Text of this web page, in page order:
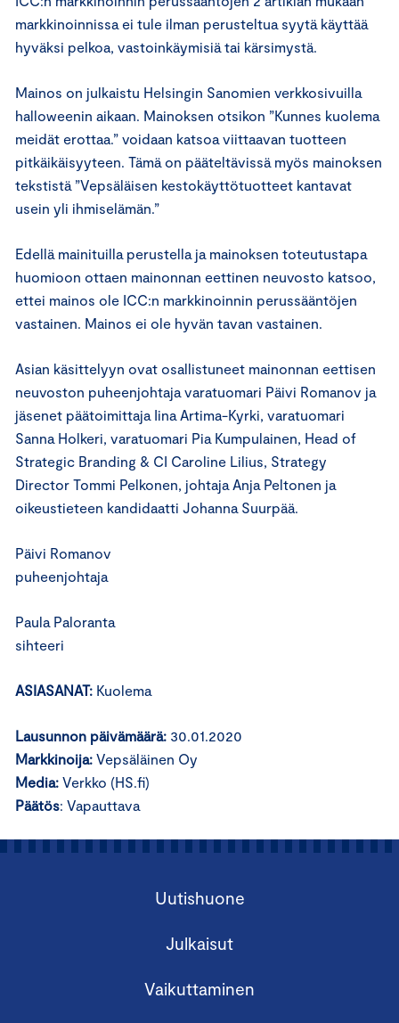
markkinoinnissa ei tule ilman perusteltua syytä käyttää
hyväksi pelkoa, vastoinkäymisiä tai kärsimystä.
Mainos on julkaistu Helsingin Sanomien verkkosivuilla
halloweenin aikaan. Mainoksen otsikon ”Kunnes kuolema
meidät erottaa.” voidaan katsoa viittaavan tuotteen
pitkäikäisyyteen. Tämä on pääteltävissä myös mainoksen
tekstistä ”Vepsäläisen kestokäyttötuotteet kantavat
usein yli ihmiselämän.”
Edellä mainituilla perustella ja mainoksen toteutustapa
huomioon ottaen mainonnan eettinen neuvosto katsoo,
ettei mainos ole ICC:n markkinoinnin perussääntöjen
vastainen. Mainos ei ole hyvän tavan vastainen.
Asian käsittelyyn ovat osallistuneet mainonnan eettisen
neuvoston puheenjohtaja varatuomari Päivi Romanov ja
jäsenet päätoimittaja Iina Artima-Kyrki, varatuomari
Sanna Holkeri, varatuomari Pia Kumpulainen, Head of
Strategic Branding & CI Caroline Lilius, Strategy
Director Tommi Pelkonen, johtaja Anja Peltonen ja
oikeustieteen kandidaatti Johanna Suurpää.
Päivi Romanov
puheenjohtaja
Paula Paloranta
sihteeri
ASIASANAT: Kuolema
Lausunnon päivämäärä: 30.01.2020
Markkinoija: Vepsäläinen Oy
Media: Verkko (HS.fi)
Päätös: Vapauttava
Uutishuone
Julkaisut
Vaikuttaminen